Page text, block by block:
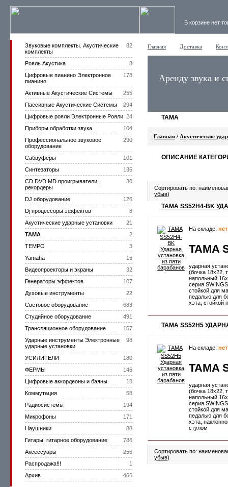
В корзине нет
82
Звуковые комплекты. Акустические
комплекты
8
Рояль Акустика
178
Цифровые пианино Электронное
пианино
255
Активные Акустические Системы
294
Пассивные Акустические Системы
24
Цифровые рояли Электронные Рояли
104
Приборы обработки звука
290
Профессиональное звуковое
оборудование
101
Сабвуферы
135
Синтезаторы
30
CD DVD MD проигрыватели,
рекордеры
126
DJ оборудование
8
Dj процессоры эффектов
21
Акустические ударные установки
2
TAMA
3
TEMPO
16
Yamaha
32
Видеопроекторы и экраны
107
Генераторы эффектов
22
Духовые инструменты
683
Световое оборудование
491
Студийное оборудование
157
Трансляционное оборудование
98
Ударные инструменты Электронные
ударные установки
180
УСИЛИТЕЛИ
146
ФЕРМЫ
18
Цифровые аккордеоны и баяны
58
Коммутация
194
Радиосистемы
171
Микрофоны
88
Наушники
786
Гитары, гитарное оборудование
256
Аксессуары
1
Распродажа!!!
466
Архив
Главная Доставка
Аренду звука и
TAMA
Главная / Акустические
ОПИСАНИЕ
Сортировать по:
убыв)
TAMA SS52H4-BK
На складе: нет
TAMA
ударная
(бочка 18х22,
напольный
серия
стойкой для
педалью для
хэта, стойкой
TAMA SS52H5
На складе: нет
TAMA
ударная
(бочка 18х22,
напольный
серия
стойкой для
педалью для
хэта,
стулом
Сортировать по:
убыв)